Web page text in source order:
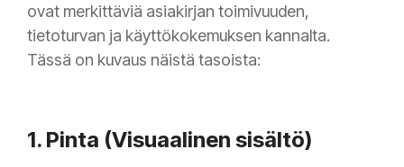
ovat merkittäviä asiakirjan toimivuuden,
tietoturvan ja käyttökokemuksen kannalta.
Tässä on kuvaus näistä tasoista:
1. Pinta (Visuaalinen sisältö)